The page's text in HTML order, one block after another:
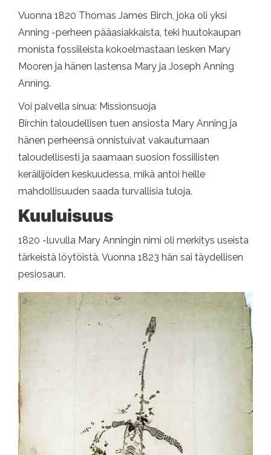
Vuonna 1820 Thomas James Birch, joka oli yksi
Anning -perheen pääasiakkaista, teki huutokaupan
monista fossiileista kokoelmastaan ​​lesken Mary
Mooren ja hänen lastensa Mary ja Joseph Anning
Anning.
Voi palvella sinua: Missionsuoja
Birchin taloudellisen tuen ansiosta Mary Anning ja
hänen perheensä onnistuivat vakautumaan
taloudellisesti ja saamaan suosion fossiilisten
keräilijöiden keskuudessa, mikä antoi heille
mahdollisuuden saada turvallisia tuloja.
Kuuluisuus
1820 -luvulla Mary Anningin nimi oli merkitys useista
tärkeistä löytöistä. Vuonna 1823 hän sai täydellisen
pesiosaun.